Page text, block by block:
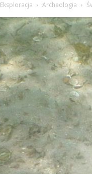
Eksploracja Archeologia